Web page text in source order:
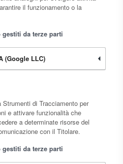
il funzionamento o la
da terze parti
(Google LLC)
di Tracciamento per
e attivare funzionalità che
a determinate risorse del
con il Titolare.
da terze parti